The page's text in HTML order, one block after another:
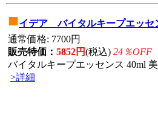
■イデア バイタルキープエッセ
通常価格: 7700円
販売特価： 5852円(税込) 24％OFF
バイタルキープエッセンス 40ml
>詳細